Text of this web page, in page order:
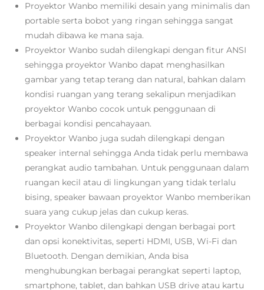
Proyektor Wanbo memiliki desain yang minimalis dan
portable serta bobot yang ringan sehingga sangat
mudah dibawa ke mana saja.
Proyektor Wanbo sudah dilengkapi dengan fitur ANSI
sehingga proyektor Wanbo dapat menghasilkan
gambar yang tetap terang dan natural, bahkan dalam
kondisi ruangan yang terang sekalipun menjadikan
proyektor Wanbo cocok untuk penggunaan di
berbagai kondisi pencahayaan.
Proyektor Wanbo juga sudah dilengkapi dengan
speaker internal sehingga Anda tidak perlu membawa
perangkat audio tambahan. Untuk penggunaan dalam
ruangan kecil atau di lingkungan yang tidak terlalu
bising, speaker bawaan proyektor Wanbo memberikan
suara yang cukup jelas dan cukup keras.
Proyektor Wanbo dilengkapi dengan berbagai port
dan opsi konektivitas, seperti HDMI, USB, Wi-Fi dan
Bluetooth. Dengan demikian, Anda bisa
menghubungkan berbagai perangkat seperti laptop,
smartphone, tablet, dan bahkan USB drive atau kartu